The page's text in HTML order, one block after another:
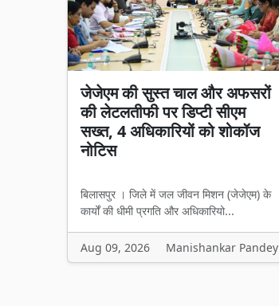
जेजेएम की सुस्त चाल और अफसरों
की लेटलतीफी पर डिप्टी सीएम
सख्त, 4 अधिकारियों को शोकॉज
नोटिस
बिलासपुर । जिले में जल जीवन मिशन (जेजेएम) के
कार्यों की धीमी प्रगति और अधिकारियो...
Aug 09, 2026 Manishankar Pandey